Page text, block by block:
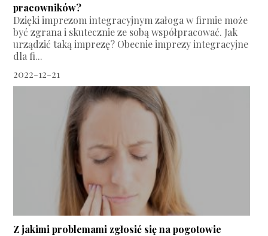
pracowników?
Dzięki imprezom integracyjnym załoga w firmie może
być zgrana i skutecznie ze sobą współpracować. Jak
urządzić taką imprezę? Obecnie imprezy integracyjne
dla fi...
2022-12-21
Z jakimi problemami zgłosić się na pogotowie